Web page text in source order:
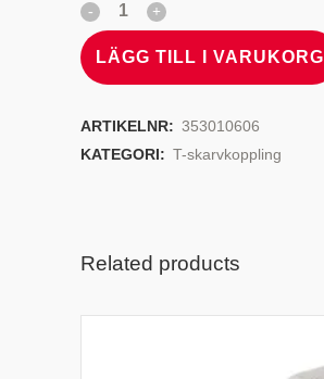
LÄGG TILL I VARUKORG
ARTIKELNR: 353010606
KATEGORI: T-skarvkoppling
Related products